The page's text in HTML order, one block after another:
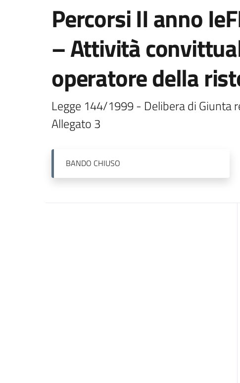
Percorsi II anno
– Attività
operatore della
Legge 144/1999 - Delibera di Giunta
Allegato 3
BANDO CHIUSO